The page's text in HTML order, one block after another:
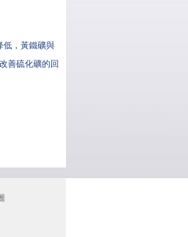
低，黃鐵礦與
善硫化礦的回